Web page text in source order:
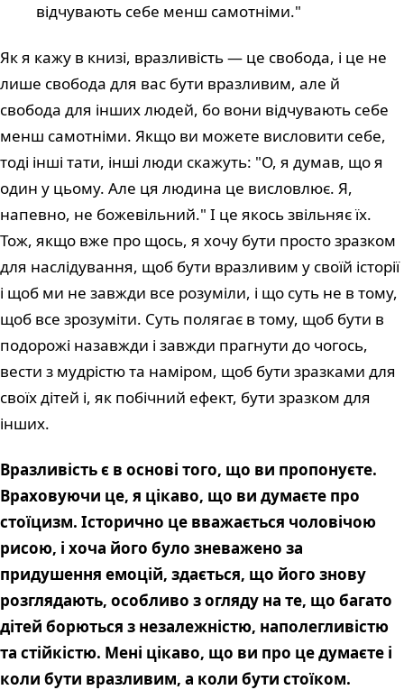
відчувають себе менш самотніми."
Як я кажу в книзі, вразливість — це свобода, і це не
лише свобода для вас бути вразливим, але й
свобода для інших людей, бо вони відчувають себе
менш самотніми. Якщо ви можете висловити себе,
тоді інші тати, інші люди скажуть: "О, я думав, що я
один у цьому. Але ця людина це висловлює. Я,
напевно, не божевільний." І це якось звільняє їх.
Тож, якщо вже про щось, я хочу бути просто зразком
для наслідування, щоб бути вразливим у своїй історії
і щоб ми не завжди все розуміли, і що суть не в тому,
щоб все зрозуміти. Суть полягає в тому, щоб бути в
подорожі назавжди і завжди прагнути до чогось,
вести з мудрістю та наміром, щоб бути зразками для
своїх дітей і, як побічний ефект, бути зразком для
інших.
Вразливість є в основі того, що ви пропонуєте.
Враховуючи це, я цікаво, що ви думаєте про
стоїцизм. Історично це вважається чоловічою
рисою, і хоча його було зневажено за
придушення емоцій, здається, що його знову
розглядають, особливо з огляду на те, що багато
дітей борються з незалежністю, наполегливістю
та стійкістю. Мені цікаво, що ви про це думаєте і
коли бути вразливим, а коли бути стоїком.